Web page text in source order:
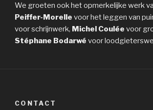
We groeten ook het opmerkelijke werk
Peiffer-Morelle voor het leggen van
voor schrijnwerk, Michel Coulée voor
Stéphane Bodarwé voor
CONTACT